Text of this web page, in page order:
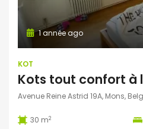
1 année ago
KOT
Kots tout confort à
Avenue Reine Astrid 19A, Mons,
30 m2